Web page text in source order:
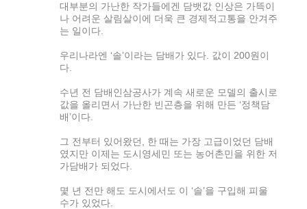
대부분의 가난한 작가들에겐 담뱃값 인상은 가뜩이
나 어려운 살림살이에 더욱 큰 경제적고통을 안겨주
는 일이다.
우리나라엔 ‘솔’이라는 담배가 있다. 값이 200원이
다.
수년 전 담배인삼공사가 계속 새로운 모델의 출시로
값을 올리면서 가난한 빈곤층을 위해 만든 ‘정책담
배’이다.
그 전부터 있어왔던, 한 때는 가장 고급이었던 담배
였지만 이제는 도시영세민 또는 농어촌민을 위한 저
가담배가 되었다.
몇 년 전만 해도 도시에서도 이 ‘솔’을 구입해 피울
수가 있었다.